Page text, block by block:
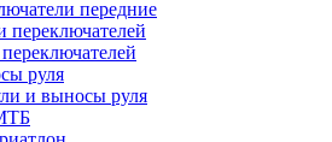
передние
переключателей
руля
и выносы руля